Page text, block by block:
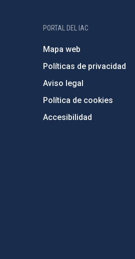
PORTAL DEL IAC
Mapa web
Políticas de privacidad
Aviso legal
Política de cookies
Accesibilidad